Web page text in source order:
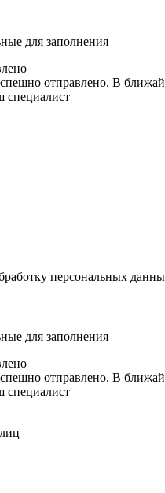
для заполнения
отправлено. В
специалист
персональных
для заполнения
отправлено. В
специалист